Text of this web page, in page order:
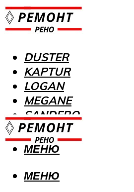
DUSTER
KAPTUR
LOGAN
MEGANE
SANDERO
МЕНЮ
МЕНЮ